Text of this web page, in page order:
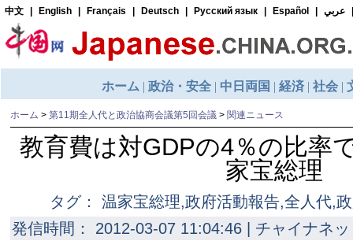
ホーム > 第11期全人代と政治協商会議第5回会議 > 関連ニュース
教育費は対GDPの4％の比
家宝総理
タグ： 温家宝総理,政府活動報告,全人代,
発信時間： 2012-03-07 11:04:46 | チャイナネ